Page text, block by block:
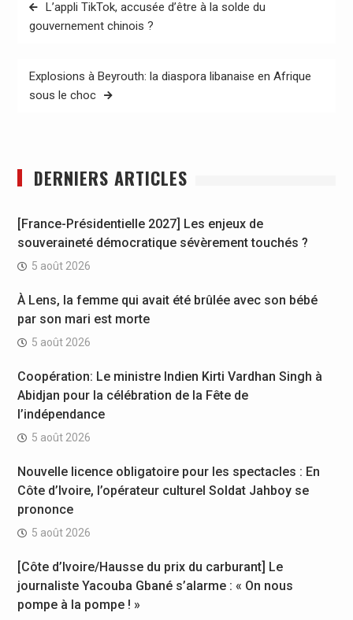
de
L’appli TikTok, accusée d’être à la solde du
gouvernement chinois ?
Explosions à Beyrouth: la diaspora libanaise en Afrique
sous le choc
DERNIERS ARTICLES
[France-Présidentielle 2027] Les enjeux de
souveraineté démocratique sévèrement touchés ?
5 août 2026
À Lens, la femme qui avait été brûlée avec son bébé
par son mari est morte
5 août 2026
Coopération: Le ministre Indien Kirti Vardhan Singh à
Abidjan pour la célébration de la Fête de
l’indépendance
5 août 2026
Nouvelle licence obligatoire pour les spectacles : En
Côte d’Ivoire, l’opérateur culturel Soldat Jahboy se
prononce
5 août 2026
[Côte d’Ivoire/Hausse du prix du carburant] Le
journaliste Yacouba Gbané s’alarme : « On nous
pompe à la pompe ! »